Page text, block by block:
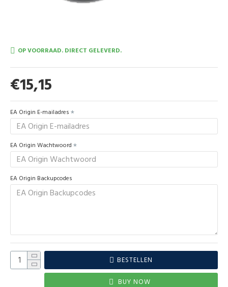
€15,15
OP VOORRAAD. DIRECT GELEVERD.
EA Origin E-mailadres
EA Origin Wachtwoord
EA Origin Backupcodes
BESTELLEN
BUY NOW